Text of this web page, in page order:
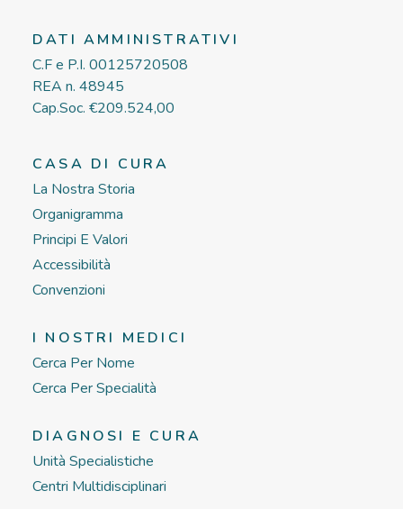
DATI AMMINISTRATIVI
C.F e P.I. 00125720508
REA n. 48945
Cap.Soc. €209.524,00
CASA DI CURA
La Nostra Storia
Organigramma
Principi E Valori
Accessibilità
Convenzioni
I NOSTRI MEDICI
Cerca Per Nome
Cerca Per Specialità
DIAGNOSI E CURA
Unità Specialistiche
Centri Multidisciplinari